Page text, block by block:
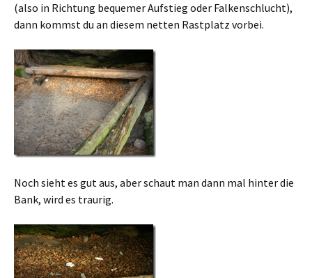
(also in Richtung bequemer Aufstieg oder Falkenschlucht),
dann kommst du an diesem netten Rastplatz vorbei.
Noch sieht es gut aus, aber schaut man dann mal hinter die
Bank, wird es traurig.